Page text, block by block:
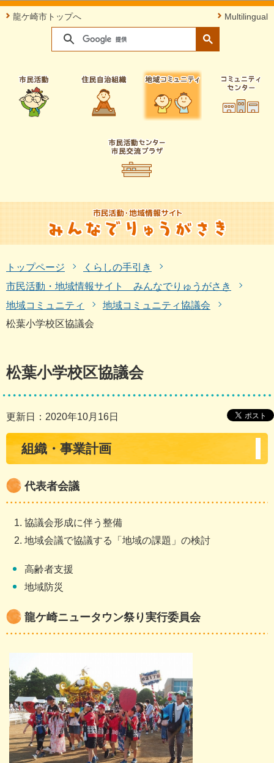
このページの本文へ移動
龍ケ崎市トップへ Multilingual
トップページ
くらしの手引き
市民活動・地域情報サイト みんなでりゅうがさき
地域コミュニティ
地域コミュニティ協議会
松葉小学校区協議会
松葉小学校区協議会
更新日：2020年10月16日
組織・事業計画
代表者会議
協議会形成に伴う整備
地域会議で協議する「地域の課題」の検討
高齢者支援
地域防災
龍ケ崎ニュータウン祭り実行委員会